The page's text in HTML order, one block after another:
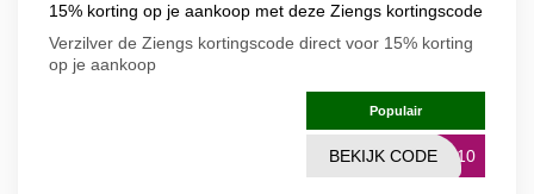
15% korting op je aankoop met deze Ziengs kortingscode
Verzilver de Ziengs kortingscode direct voor 15% korting
op je aankoop
Populair
RA10
BEKIJK CODE